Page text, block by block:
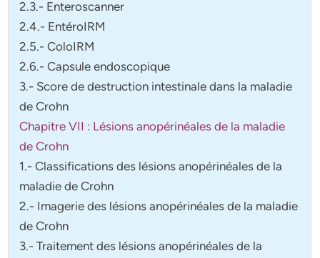
2.3.- Enteroscanner
2.4.- EntéroIRM
2.5.- ColoIRM
2.6.- Capsule endoscopique
3.- Score de destruction intestinale dans la maladie
de Crohn
Chapitre VII : Lésions anopérinéales de la maladie
de Crohn
1.- Classifications des lésions anopérinéales de la
maladie de Crohn
2.- Imagerie des lésions anopérinéales de la maladie
de Crohn
3.- Traitement des lésions anopérinéales de la